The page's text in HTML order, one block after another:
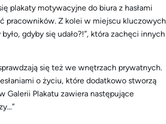
plakaty motywacyjne do biura z hasłami
pracowników. Z kolei w miejscu kluczowych
gdyby się udało?!”, która zachęci innych
się też we wnętrzach prywatnych.
o życiu, które dodatkowo stworzą
Galerii Plakatu zawiera następujące